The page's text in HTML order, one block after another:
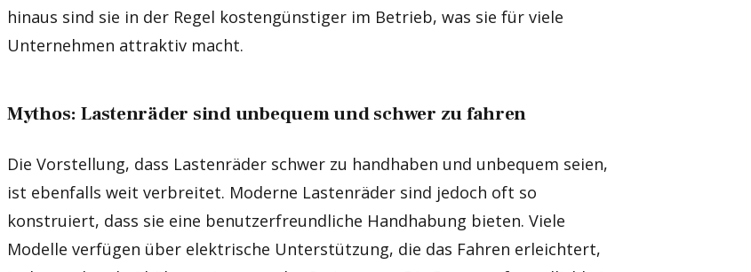
hinaus sind sie in der Regel kostengünstiger im Betrieb, was sie für viele
Unternehmen attraktiv macht.
Mythos: Lastenräder sind unbequem und schwer zu fahren
Die Vorstellung, dass Lastenräder schwer zu handhaben und unbequem seien,
ist ebenfalls weit verbreitet. Moderne Lastenräder sind jedoch oft so
konstruiert, dass sie eine benutzerfreundliche Handhabung bieten. Viele
Modelle verfügen über elektrische Unterstützung, die das Fahren erleichtert,